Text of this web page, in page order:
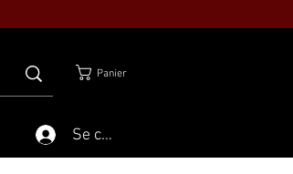
Panier
Se connecter